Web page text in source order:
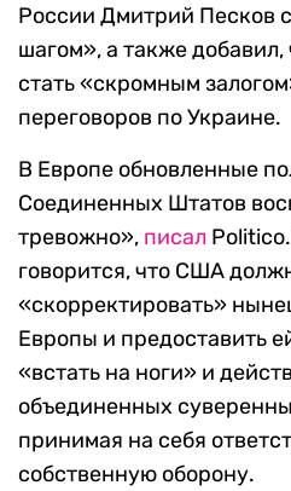
России Дмитрий Песков
шагом», а также
стать «скромным
переговоров по Украине.
В Европе обновленные
Соединенных Штатов
тревожно», писал
говорится, что США
«скорректировать»
Европы и предоставить
«встать на ноги» и
объединенных
принимая на себя
собственную оборону.